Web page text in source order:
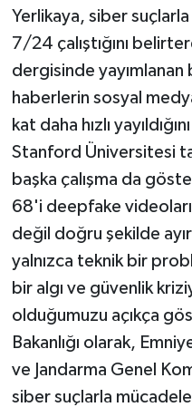
Yerlikaya, siber
7/24 çalıştığını
dergisinde yayımlanan
haberlerin sosyal
kat daha hızlı
Stanford Üniversitesi
başka çalışma da
68'i deepfake
değil doğru şekilde
yalnızca teknik bir
bir algı ve güvenlik
olduğumuzu açıkça
Bakanlığı olarak,
ve Jandarma Genel
siber suçlarla